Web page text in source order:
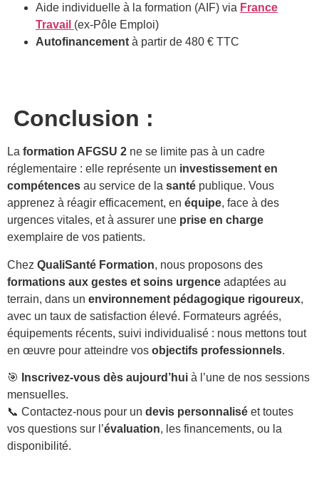
Aide individuelle à la formation (AIF) via France
Travail (ex-Pôle Emploi)
Autofinancement à partir de 480 € TTC
Conclusion :
La formation AFGSU 2 ne se limite pas à un cadre
réglementaire : elle représente un investissement en
compétences au service de la santé publique. Vous
apprenez à réagir efficacement, en équipe, face à des
urgences vitales, et à assurer une prise en charge
exemplaire de vos patients.
Chez QualiSanté Formation, nous proposons des
formations aux gestes et soins urgence adaptées au
terrain, dans un environnement pédagogique rigoureux,
avec un taux de satisfaction élevé. Formateurs agréés,
équipements récents, suivi individualisé : nous mettons tout
en œuvre pour atteindre vos objectifs professionnels.
🎯 Inscrivez-vous dès aujourd’hui à l’une de nos sessions
mensuelles.
📞 Contactez-nous pour un devis personnalisé et toutes
vos questions sur l’évaluation, les financements, ou la
disponibilité.